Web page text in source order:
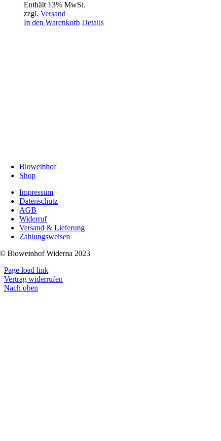
Enthält 13% MwSt.
zzgl. Versand
In den Warenkorb Details
Bioweinhof
Shop
Impressum
Datenschutz
AGB
Widerruf
Versand & Lieferung
Zahlungsweisen
© Bioweinhof Widerna 2023
Page load link
Vertrag widerrufen
Nach oben